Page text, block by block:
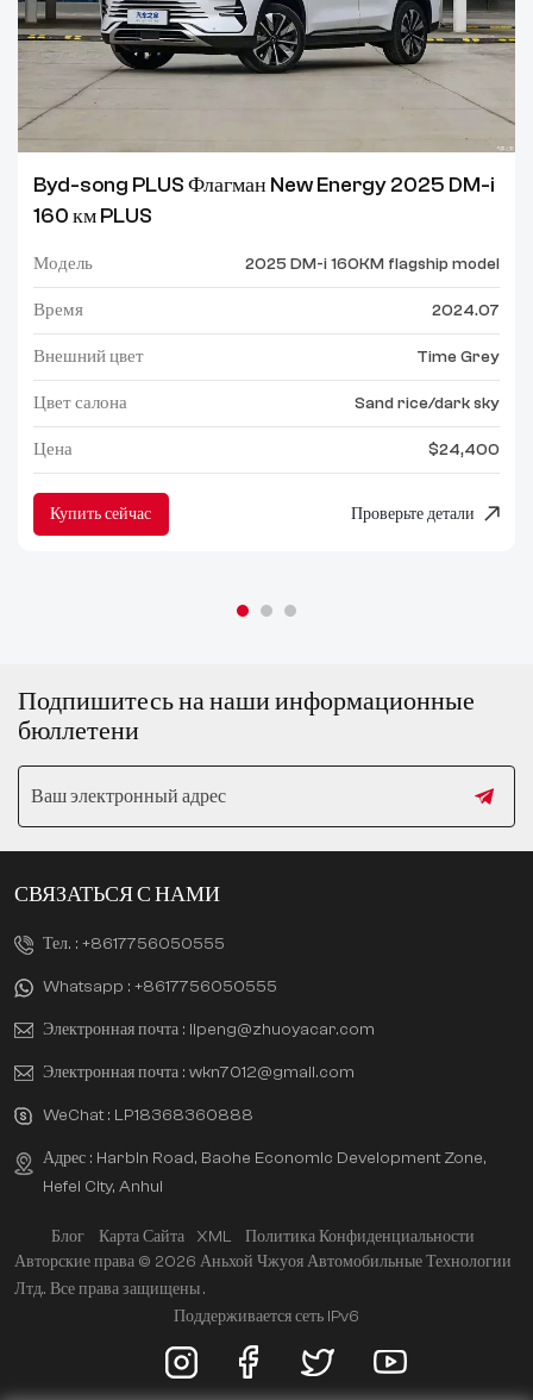
Byd-song PLUS Флагман New Energy 2025 DM-i
160 км PLUS
Модель 2025 DM-i 160KM flagship model
Время 2024.07
Внешний цвет Time Grey
Цвет салона Sand rice/dark sky
Цена $24,400
Купить сейчас Проверьте детали
Подпишитесь на наши информационные
бюллетени
СВЯЗАТЬСЯ С НАМИ
Тел. : +8617756050555
Whatsapp : +8617756050555
Электронная почта : lipeng@zhuoyacar.com
Электронная почта : wkn7012@gmail.com
WeChat : LP18368360888
Адрес : Harbin Road, Baohe Economic Development Zone,
Hefei City, Anhui
Блог Карта Сайта XML
Политика Конфиденциальности
Авторские права © 2026 Аньхой Чжуоя Автомобильные Технологии
Лтд.. Все права защищены .
Поддерживается сеть IPv6